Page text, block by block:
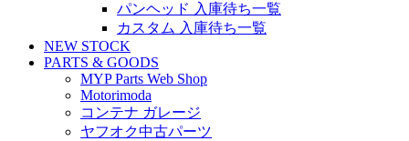
パンヘッド 入庫待ち一覧
カスタム 入庫待ち一覧
NEW STOCK
PARTS & GOODS
MYP Parts Web Shop
Motorimoda
コンテナ ガレージ
ヤフオク中古パーツ